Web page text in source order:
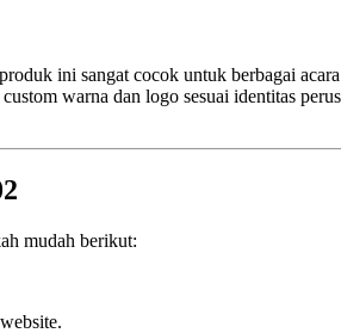
ini sangat cocok untuk berbagai
warna dan logo sesuai identitas
mudah berikut: